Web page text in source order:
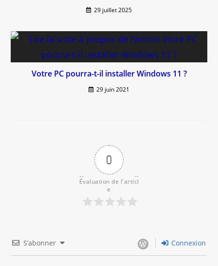
29 juillet 2025
Votre PC pourra-t-il installer Windows 11 ?
29 juin 2021
0
Évaluation de l'articl
e
S’abonner Connexion